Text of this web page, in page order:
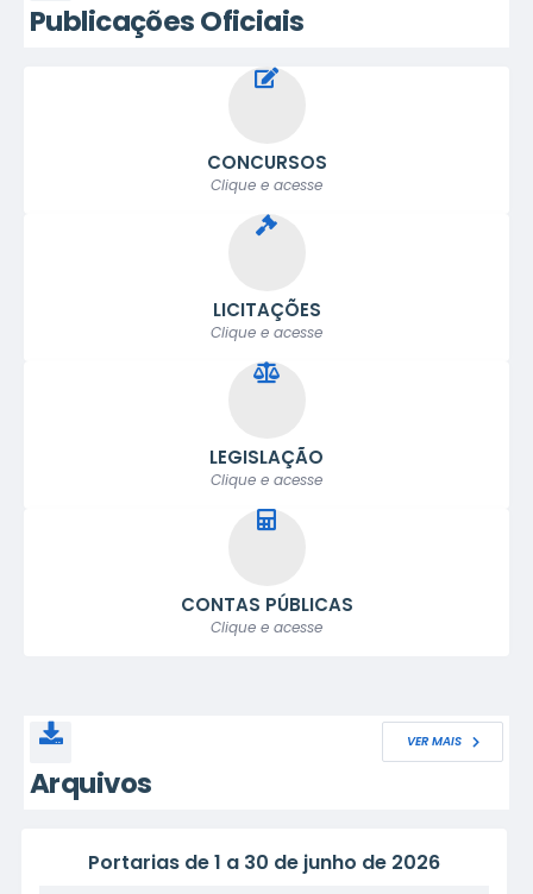
Audiência Pública do Plano Municipal pela
Primeira Infância
Sessões Ordinárias de 2026
Audiência Pública da LDO para 2027
Publicações Oficiais
CONCURSOS
Clique e acesse
LICITAÇÕES
Clique e acesse
LEGISLAÇÃO
Clique e acesse
CONTAS PÚBLICAS
Clique e acesse
Arquivos
VER MAIS
Relação de cargos e salários em janeiro de